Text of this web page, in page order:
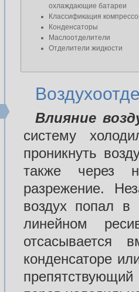
охлаждающие батареи
Классификация
Конденсаторы
Маслоотделители
Отделители жидкости
Влияние
систему
проникнуть
также через
разрежение.
воздух попал в
линейном
отсасывается
конденсаторе